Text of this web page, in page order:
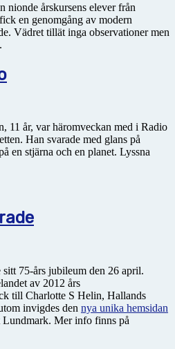
årskursens elever från
en genomgång av modern
Vädret tillät inga observationer men
11 år, var häromveckan med i Radio
Han svarade med glans på
en stjärna och en planet. Lyssna
75-års jubileum den 26 april.
av 2012 års
till Charlotte S Helin, Hallands
invigdes den nya unika hemsidan
Lundmark. Mer info finns på